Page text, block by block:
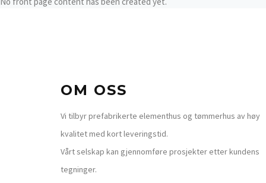
OM OSS
Vi tilbyr prefabrikerte elementhus og tømmerhus av høy
kvalitet med kort leveringstid.
Vårt selskap kan gjennomføre prosjekter etter kundens
tegninger.